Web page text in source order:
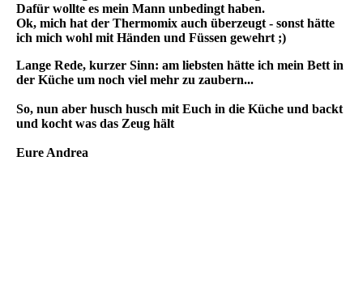
Dafür wollte es mein Mann unbedingt haben.
Ok, mich hat der Thermomix auch überzeugt - sonst hätte
ich mich wohl mit Händen und Füssen gewehrt ;)
Lange Rede, kurzer Sinn: am liebsten hätte ich mein Bett in
der Küche um noch viel mehr zu zaubern...
So, nun aber husch husch mit Euch in die Küche und backt
und kocht was das Zeug hält
Eure Andrea